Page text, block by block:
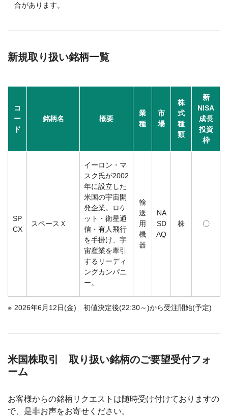
合があります。
新規取り扱い銘柄一覧
コ
ー
ド
銘柄名 概要
業
種
市
場
株
式
種
類
新
NISA
成長
投資
枠
SP
CX
スペースＸ
イーロン・マ
スク氏が2002
年に設立した
米国の宇宙開
発企業。ロケ
ット・衛星通
信・有人飛行
を手掛け、宇
宙産業を牽引
するリーディ
ングカンパニ
ー。
輸
送
用
機
器
NA
SD
AQ
株 〇
2026年6月12日(金) 初値決定後(22:30～)から受注開始(予定)
米国株取引 取り扱い銘柄のご要望受付フォ
ーム
お客様からの銘柄リクエストは随時受け付けておりますの
で、是非お声をお寄せください。